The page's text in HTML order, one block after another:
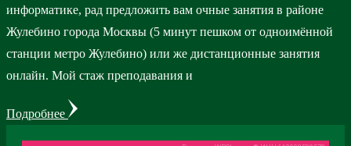
информатике, рад предложить вам очные занятия в районе
Жулебино города Москвы (5 минут пешком от одноимённой
станции метро Жулебино) или же дистанционные занятия
онлайн. Мой стаж преподавания и
Подробнее